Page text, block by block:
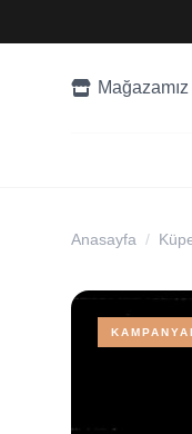
Mağazamız
Anasayfa /